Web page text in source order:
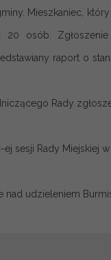
Mieszkaniec, który
20 osób.
raport o
Rady
sesji Rady Miejskiej
udzieleniem